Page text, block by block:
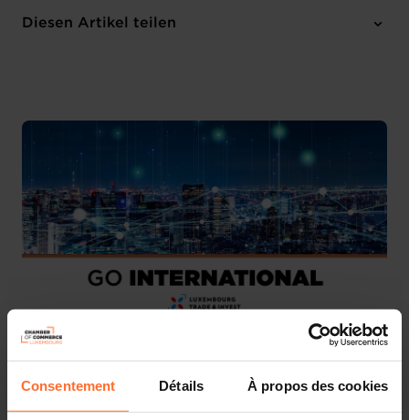
Consentement Détails À propos des cookies
Dienstag 4 Nov 2025 > Donnerstag 6 Nov 2025
Diesen Artikel teilen
We have the pleasure to invite you to join the National
Smart City Expo World Congress
biggest and most influential event on urban innovation,